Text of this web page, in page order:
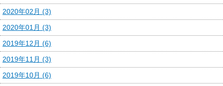
2020年02月 (3)
2020年01月 (3)
2019年12月 (6)
2019年11月 (3)
2019年10月 (6)